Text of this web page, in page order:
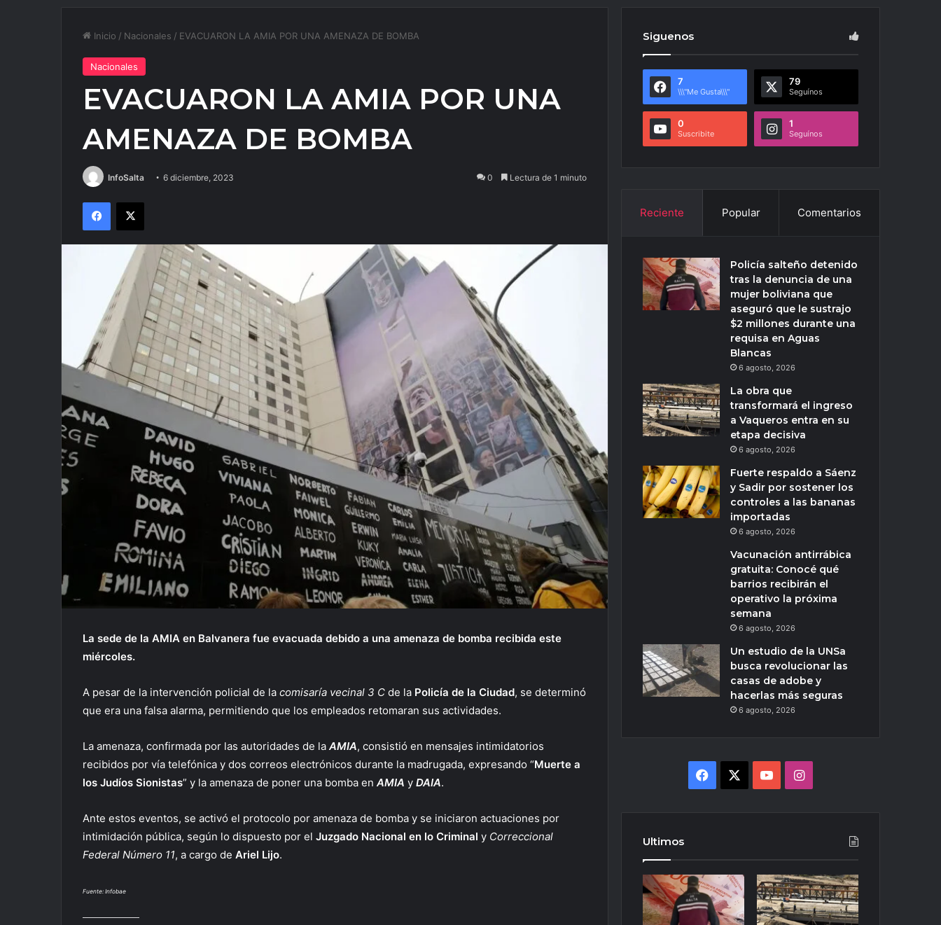
Inicio / Nacionales / EVACUARON LA AMIA POR UNA AMENAZA DE BOMBA
Nacionales
EVACUARON LA AMIA POR UNA
AMENAZA DE BOMBA
InfoSalta 6 diciembre, 2023 0 Lectura de 1 minuto
Facebook
X
La sede de la AMIA en Balvanera fue evacuada debido a una amenaza de bomba recibida este
miércoles.
A pesar de la intervención policial de la comisaría vecinal 3 C de la Policía de la Ciudad, se determinó
que era una falsa alarma, permitiendo que los empleados retomaran sus actividades.
La amenaza, confirmada por las autoridades de la AMIA, consistió en mensajes intimidatorios
recibidos por vía telefónica y dos correos electrónicos durante la madrugada, expresando “Muerte a
los Judíos Sionistas” y la amenaza de poner una bomba en AMIA y DAIA.
Ante estos eventos, se activó el protocolo por amenaza de bomba y se iniciaron actuaciones por
intimidación pública, según lo dispuesto por el Juzgado Nacional en lo Criminal y Correccional
Federal Número 11, a cargo de Ariel Lijo.
Fuente: Infobae
Siguenos
7
\\\"Me Gusta\\\"
79
Seguínos
0
Suscribite
1
Seguínos
Reciente Popular Comentarios
Policía salteño detenido
tras la denuncia de una
mujer boliviana que
aseguró que le sustrajo
$2 millones durante una
requisa en Aguas
Blancas
6 agosto, 2026
La obra que
transformará el ingreso
a Vaqueros entra en su
etapa decisiva
6 agosto, 2026
Fuerte respaldo a Sáenz
y Sadir por sostener los
controles a las bananas
importadas
6 agosto, 2026
Vacunación antirrábica
gratuita: Conocé qué
barrios recibirán el
operativo la próxima
semana
6 agosto, 2026
Un estudio de la UNSa
busca revolucionar las
casas de adobe y
hacerlas más seguras
6 agosto, 2026
Facebook YouTubeInstagram
Ultimos